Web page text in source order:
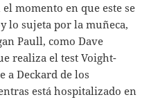
momento en que este se
lo sujeta por la muñeca,
Paull, como Dave
realiza el test Voight-
a Deckard de los
está hospitalizado en